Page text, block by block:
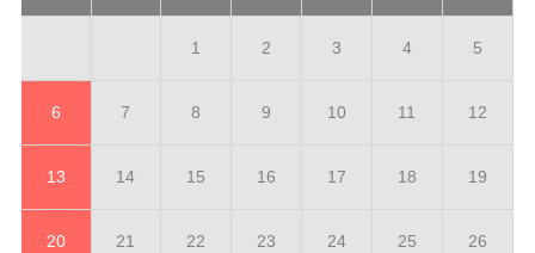
1 2 3 4 5
6 7 8 9 10 11 12
13 14 15 16 17 18 19
20 21 22 23 24 25 26